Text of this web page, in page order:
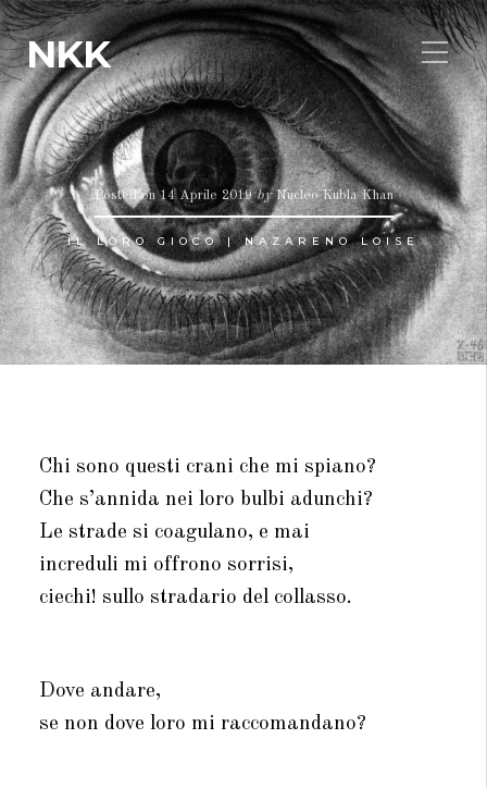
NKK
Posted on14 Aprile 2019byNucleo Kubla Khan
IL LORO GIOCO | NAZARENO LOISE
Chi sono questi crani che mi spiano?
Che s’annida nei loro bulbi adunchi?
Le strade si coagulano, e mai
increduli mi offrono sorrisi,
ciechi! sullo stradario del collasso.
Dove andare,
se non dove loro mi raccomandano?